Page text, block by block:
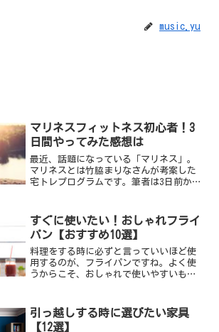
music.yu
マリネスフィットネス初心者！3
日間やってみた感想は
最近、話題になっている「マリネス」。
マリネスとは竹脇まりなさんが考案した
宅トレプログラムです。筆者は3日前から
くらい効果が出るのかを検証していきま
す。個人差はあるのでご注...
すぐに使いたい！おしゃれフライ
パン【おすすめ10選】
料理をする時に必ずと言っていいほど使
用するのが、フライパンですね。よく使
うからこそ、おしゃれで使いやすいもの
る料理によっても使い分けたりしましょ
う。ここでは、おすすめの...
引っ越しする時に選びたい家具
【12選】